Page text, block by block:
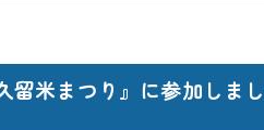
留米まつり』に参加しま